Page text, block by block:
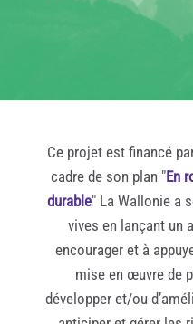
Ce projet est financé
cadre de son plan "En
durable" La Wallonie a
vives en lançant un
encourager et à
mise en œuvre de
développer et/ou